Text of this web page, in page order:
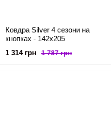
Ковдра Silver 4 сезони на
кнопках - 142x205
1 787 грн
1 314 грн